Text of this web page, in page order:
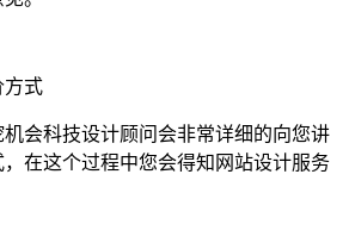
方式
会科技设计顾问会非常详细的向您讲
在这个过程中您会得知网站设计服务